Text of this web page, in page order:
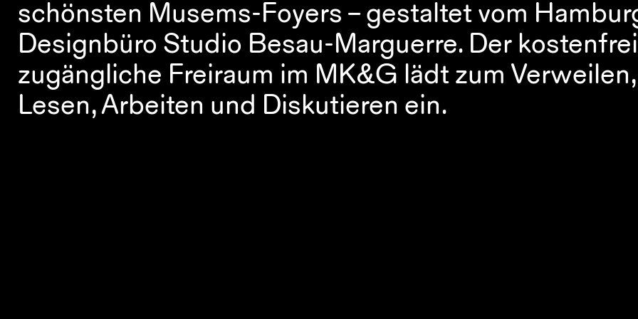
schönsten Musems-Foyers – gestaltet vom
Designbüro Studio Besau-Marguerre. Der kostenfrei
zugängliche Freiraum im MK&G lädt zum Verweilen,
Lesen, Arbeiten und Diskutieren ein.